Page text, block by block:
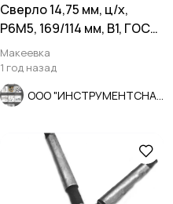
Сверло 14,75 мм, ц/х,
Р6М5, 169/114 мм, В1, ГОСТ
10902-77, сделано в СССР
Макеевка
1 год назад